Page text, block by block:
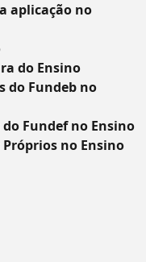
aplicação no
do Ensino
do Fundeb no
Fundef no Ensino
no Ensino